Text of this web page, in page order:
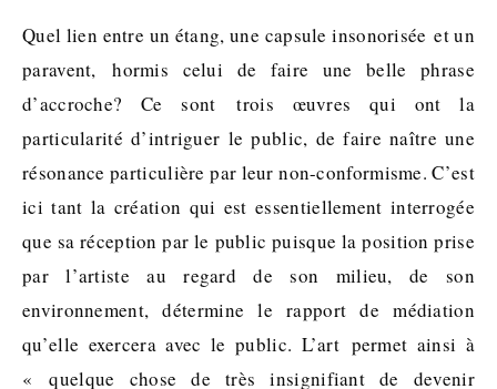
Quel lien entre un étang, une capsule insonorisée et un
paravent, hormis celui de faire une belle phrase
d’accroche? Ce sont trois œuvres qui ont la
particularité d’intriguer le public, de faire naître une
résonance particulière par leur non-conformisme. C’est
ici tant la création qui est essentiellement interrogée
que sa réception par le public puisque la position prise
par l’artiste au regard de son milieu, de son
environnement, détermine le rapport de médiation
qu’elle exercera avec le public. L’art permet ainsi à
« quelque chose de très insignifiant de devenir